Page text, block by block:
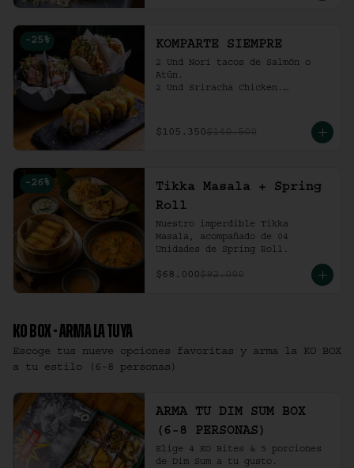
-25 % KOMPARTE SIEMPRE
2 Und Nori tacos de Salmón o
Atún.
2 Und Sriracha Chicken.
$105.350$140.500
-26 %
Tikka Masala + Spring
Roll
Nuestro imperdible Tikka
Masala, acompañado de 04
Unidades de Spring Roll.
$68.000$92.000
KO BOX - ARMA LA TUYA
Escoge tus nueve opciones favoritas y arma la KO BOX
a tu estilo (6-8 personas)
ARMA TU DIM SUM BOX
(6-8 PERSONAS)
Elige 4 KO Bites & 5 porciones
de Dim Sum a tu gusto.